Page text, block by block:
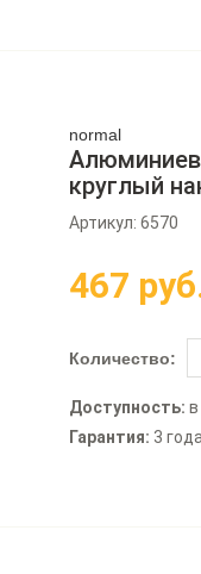
normal
круглый
Артикул: 6570
467
Количество:
Доступность:
Гарантия: 3 года